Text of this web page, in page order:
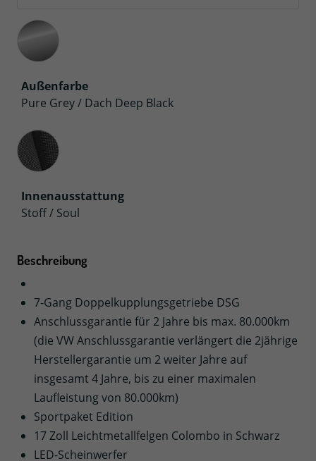
Außenfarbe
Pure Grey / Dach Deep Black
Innenausstattung
Innenausstattung
Stoff / Soul
Beschreibung
7-Gang Doppelkupplungsgetriebe DSG
Anschlussgarantie für 2 Jahre bis max. 80.000km
(die VW Anschlussgarantie verlängert die 2jährige
Herstellergarantie um 2 weiter Jahre auf
insgesamt 4 Jahre, bis zu einer maximalen
Laufleistung von 80.000km)
Sportpaket Edition
17 Zoll Leichtmetallfelgen Colombo in Schwarz
LED-Scheinwerfer